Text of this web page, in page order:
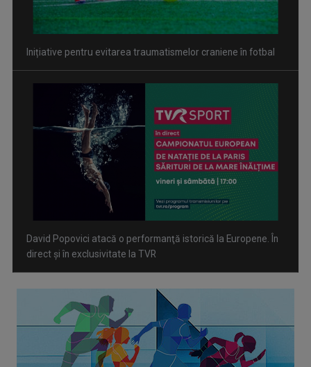
David Popovici atacă o performanţă istorică la Europene. În
direct şi în exclusivitate la TVR
Spectacol total la TVR: David Popovici și tricolorii luptă
pentru aur la Europenele de Natație de la Paris